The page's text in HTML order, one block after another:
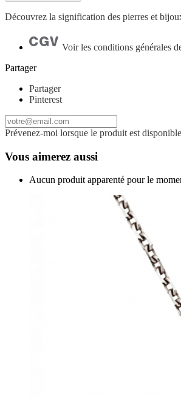
Découvrez la signification des pierres et
Voir les conditions générales
Partager
Partager
Pinterest
Prévenez-moi lorsque le produit est disponible
Vous aimerez aussi
Aucun produit apparenté pour le